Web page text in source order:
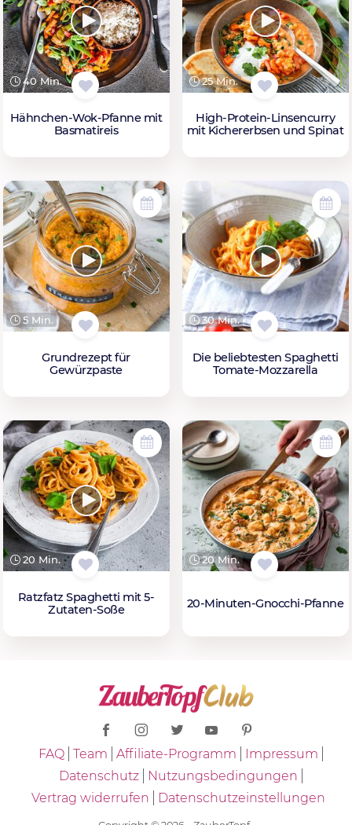
40 Min.
Hähnchen-Wok-Pfanne mit
Basmatireis
25 Min.
High-Protein-Linsencurry
mit Kichererbsen und Spinat
5 Min.
Grundrezept für
Gewürzpaste
30 Min.
Die beliebtesten Spaghetti
Tomate-Mozzarella
20 Min.
Ratzfatz Spaghetti mit 5-
Zutaten-Soße
20 Min.
20-Minuten-Gnocchi-Pfanne
FAQ Team Affiliate-Programm
Impressum
Datenschutz
Nutzungsbedingungen
Vertrag widerrufen
Datenschutzeinstellungen